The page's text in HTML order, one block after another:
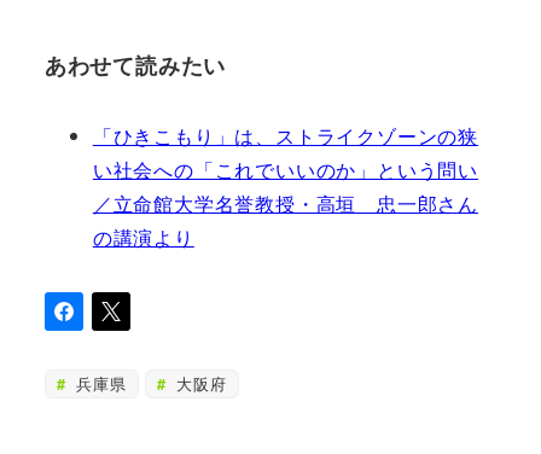
あわせて読みたい
「ひきこもり」は、ストライクゾーンの狭
い社会への「これでいいのか」という問い
／立命館大学名誉教授・高垣 忠一郎さん
の講演より
兵庫県 大阪府